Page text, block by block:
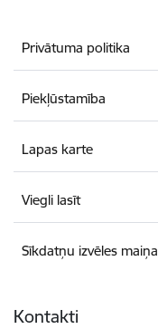
Privātuma politika
Piekļūstamība
Lapas karte
Viegli lasīt
Sīkdatņu izvēles maiņa
Kontakti